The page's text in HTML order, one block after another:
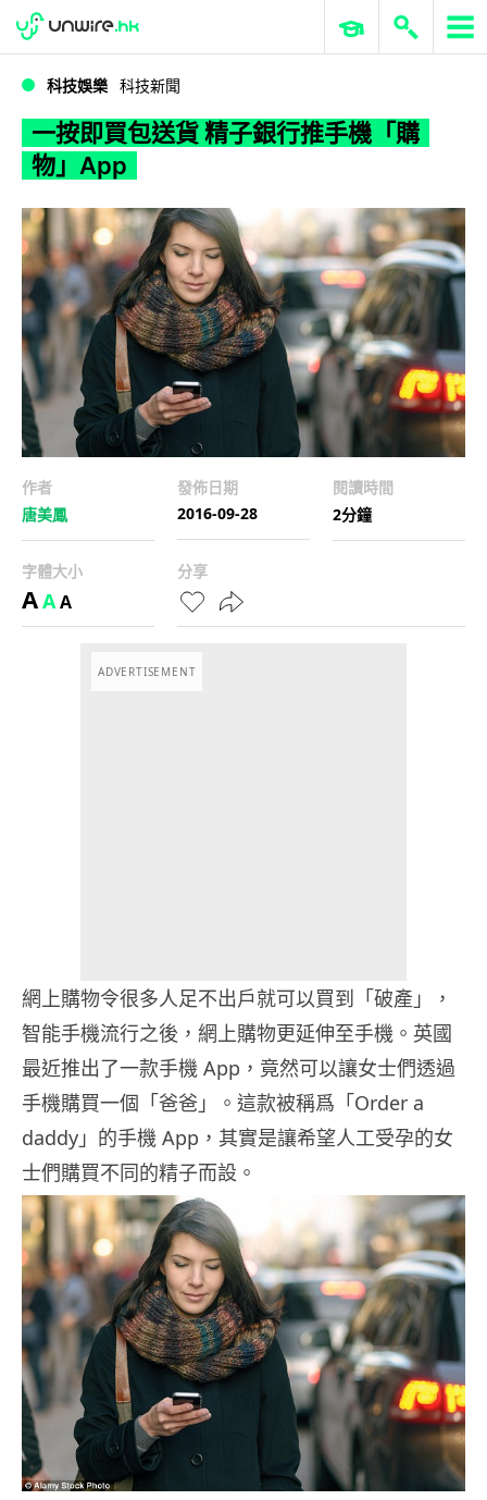
一按即買包送貨 精子銀行推手機「購物」App
WWDC 2026 ERP 與商業 AI
科技娛樂 科技新聞
一按即買包送貨 精子銀行推手機「購
物」App
作者
唐美鳳
發佈日期
2016-09-28
閱讀時間
2分鐘
字體大小
AAA
分享
ADVERTISEMENT
網上購物令很多人足不出戶就可以買到「破產」，
智能手機流行之後，網上購物更延伸至手機。英國
最近推出了一款手機 App，竟然可以讓女士們透過
手機購買一個「爸爸」。這款被稱爲「Order a
daddy」的手機 App，其實是讓希望人工受孕的女
士們購買不同的精子而設。